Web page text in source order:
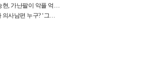
“연예인 걱정 NO” 김승현, 가난팔이 악플 억울할만‥아내+딸과 日 여행
재혼 강성연 ♥2살 연하 의사남편 누구? ‘그알’ 자문의에 훈남 비주얼 초엘리트 스펙 [종합]